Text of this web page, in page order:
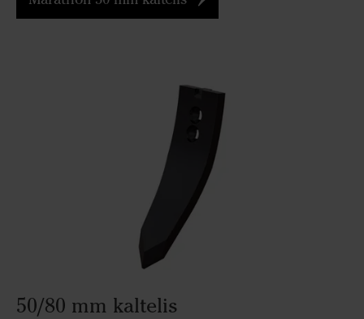
50/80 mm kaltelis